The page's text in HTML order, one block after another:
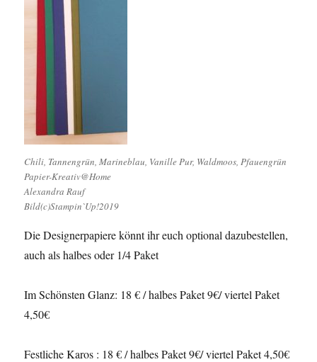
Chili, Tannengrün, Marineblau, Vanille Pur, Waldmoos, Pfauengrün
Papier-Kreativ@Home
Alexandra Rauf
Bild(c)Stampin`Up!2019
Die Designerpapiere könnt ihr euch optional dazubestellen,
auch als halbes oder 1/4 Paket
Im Schönsten Glanz: 18 € / halbes Paket 9€/ viertel Paket
4,50€
Festliche Karos : 18 € / halbes Paket 9€/ viertel Paket 4,50€